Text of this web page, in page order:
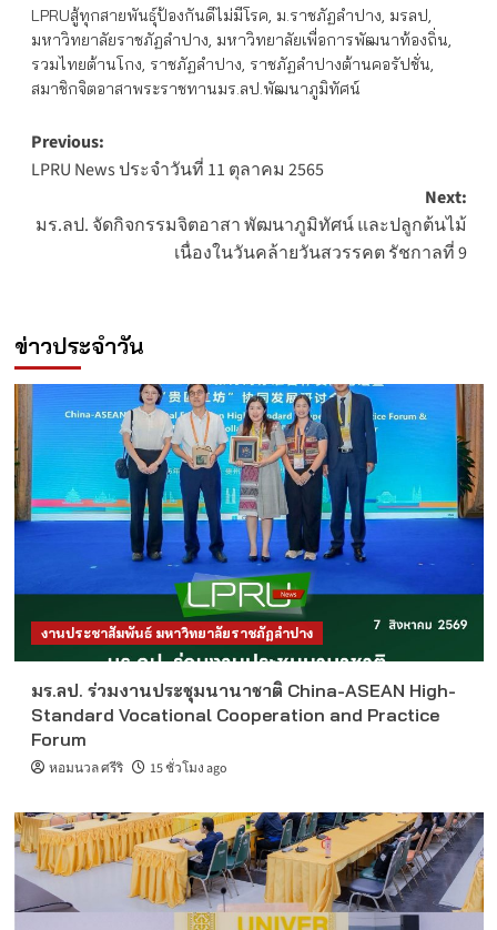
LPRUสู้ทุกสายพันธุ์ป้องกันดีไม่มีโรค, ม.ราชภัฏลำปาง, มรลป,
มหาวิทยาลัยราชภัฏลำปาง, มหาวิทยาลัยเพื่อการพัฒนาท้องถิ่น,
รวมไทยต้านโกง, ราชภัฏลำปาง, ราชภัฏลำปางต้านคอรัปชั่น,
สมาชิกจิตอาสาพระราชทานมร.ลป.พัฒนาภูมิทัศน์
Post
navigation
Previous:
LPRU News ประจำวันที่ 11 ตุลาคม 2565
Next:
มร.ลป. จัดกิจกรรมจิตอาสา พัฒนาภูมิทัศน์ และปลูกต้นไม้
เนื่องในวันคล้ายวันสวรรคต รัชกาลที่ 9
ข่าวประจำวัน
งานประชาสัมพันธ์ มหาวิทยาลัยราชภัฏลำปาง
มร.ลป. ร่วมงานประชุมนานาชาติ China-ASEAN High-
Standard Vocational Cooperation and Practice
Forum
หอมนวล ศรีริ 15 ชั่วโมง ago